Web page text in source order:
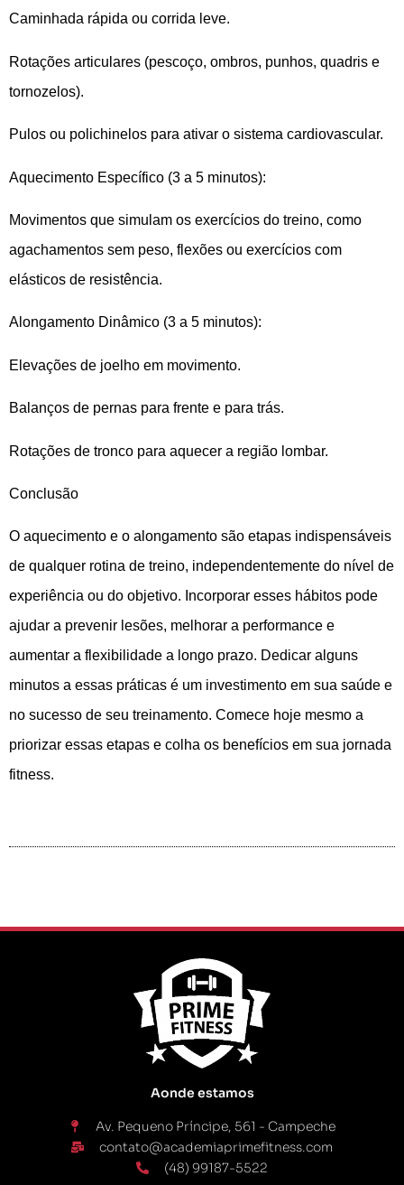
Caminhada rápida ou corrida leve.
Rotações articulares (pescoço, ombros, punhos, quadris e
tornozelos).
Pulos ou polichinelos para ativar o sistema cardiovascular.
Aquecimento Específico (3 a 5 minutos):
Movimentos que simulam os exercícios do treino, como
agachamentos sem peso, flexões ou exercícios com
elásticos de resistência.
Alongamento Dinâmico (3 a 5 minutos):
Elevações de joelho em movimento.
Balanços de pernas para frente e para trás.
Rotações de tronco para aquecer a região lombar.
Conclusão
O aquecimento e o alongamento são etapas indispensáveis
de qualquer rotina de treino, independentemente do nível de
experiência ou do objetivo. Incorporar esses hábitos pode
ajudar a prevenir lesões, melhorar a performance e
aumentar a flexibilidade a longo prazo. Dedicar alguns
minutos a essas práticas é um investimento em sua saúde e
no sucesso de seu treinamento. Comece hoje mesmo a
priorizar essas etapas e colha os benefícios em sua jornada
fitness.
Aonde estamos
Av. Pequeno Príncipe, 561 - Campeche
contato@academiaprimefitness.com
(48) 99187-5522